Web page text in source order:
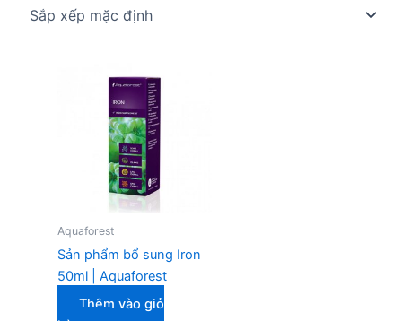
Aquaforest
Sản phẩm bổ sung Iron
50ml | Aquaforest
Thêm vào giỏ